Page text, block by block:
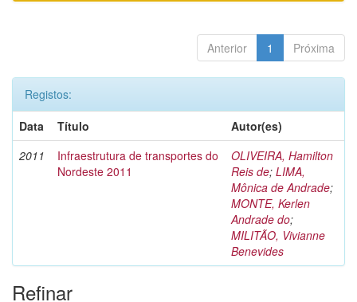
Anterior 1 Próxima
Registos:
Data
Título
Autor(es)
2011
Infraestrutura de transportes do
Nordeste 2011
OLIVEIRA, Hamilton
Reis de; LIMA,
Mônica de Andrade;
MONTE, Kerlen
Andrade do;
MILITÃO, Vivianne
Benevides
Refinar